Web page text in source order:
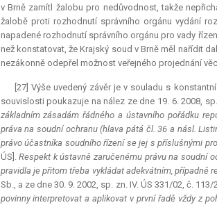
v Brně zamítl žalobu pro nedůvodnost, takže
žalobě proti rozhodnutí správního orgánu vydání
napadené rozhodnutí správního orgánu pro vady
než konstatovat, že Krajský soud v Brně měl nařídit
nezákonně odepřel možnost veřejného projednání
[27] Výše uvedený závěr je v souladu s
souvislosti poukazuje na nález ze dne 19. 6. 2008,
základním zásadám řádného a ústavního pořádku
práva na soudní ochranu (hlava pátá čl. 36 a násl.
právo účastníka soudního řízení se jej s příslušnými
ÚS].Respekt k ústavně zaručenému právu na soudní
pravidla je přitom třeba vykládat adekvátním, případně
Sb., a ze dne 30. 9. 2002, sp. zn. IV. ÚS 331/02, č. 113/
povinny interpretovat a aplikovat v první řadě vždy z